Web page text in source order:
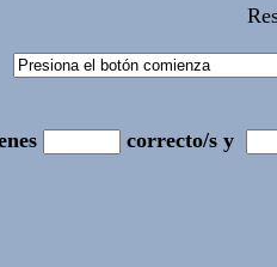
correcto/s y